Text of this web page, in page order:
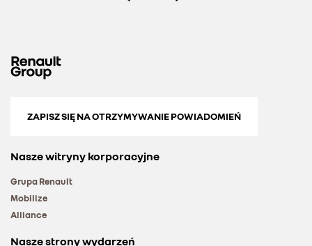
ZAPISZ SIĘ NA OTRZYMYWANIE POWIADOMIEŃ
Nasze witryny korporacyjne
Grupa Renault
Mobilize
Alliance
Nasze strony wydarzeń